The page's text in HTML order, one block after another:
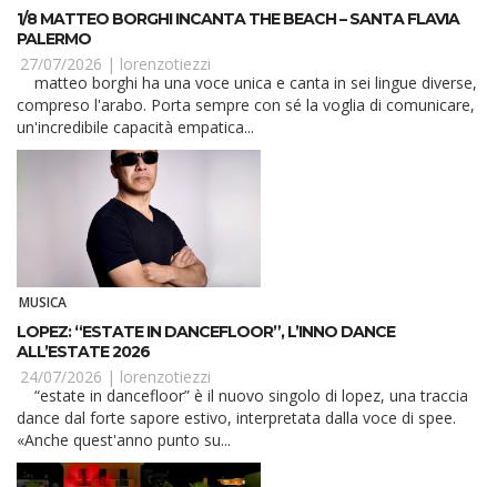
1/8 MATTEO BORGHI INCANTA THE BEACH – SANTA FLAVIA
PALERMO
27/07/2026 | lorenzotiezzi
compreso l'arabo. Porta sempre con sé la voglia di comunicare,
un'incredibile capacità empatica...
MUSICA
LOPEZ: “ESTATE IN DANCEFLOOR”, L’INNO DANCE
ALL’ESTATE 2026
24/07/2026 | lorenzotiezzi
dance dal forte sapore estivo, interpretata dalla voce di spee.
«Anche quest'anno punto su...